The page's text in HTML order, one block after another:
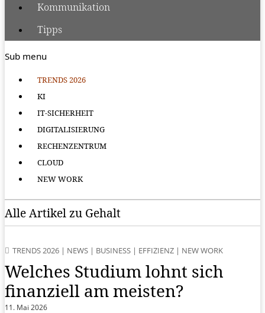
Kommunikation
Tipps
Sub menu
TRENDS 2026
KI
IT-SICHERHEIT
DIGITALISIERUNG
RECHENZENTRUM
CLOUD
NEW WORK
Alle Artikel zu Gehalt
TRENDS 2026 | NEWS | BUSINESS | EFFIZIENZ | NEW WORK
Welches Studium lohnt sich
finanziell am meisten?
11. Mai 2026